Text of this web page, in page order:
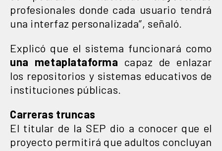
profesionales donde cada usuario tendrá
una interfaz personalizada”, señaló.
Explicó que el sistema funcionará como
una metaplataforma capaz de enlazar
los repositorios y sistemas educativos de
instituciones públicas.
Carreras truncas
El titular de la SEP dio a conocer que el
proyecto permitirá que adultos concluyan